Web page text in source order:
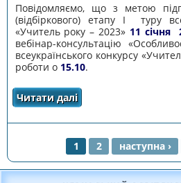
Повідомляємо, що з метою
(відбіркового) етапу І туру
«Учитель року – 2023» 11 січня
вебінар-консультацію
всеукраїнського конкурсу
роботи о 15.10.
Читати далі
конкурсу
СТОРІНКИ
1 2 наступна ›